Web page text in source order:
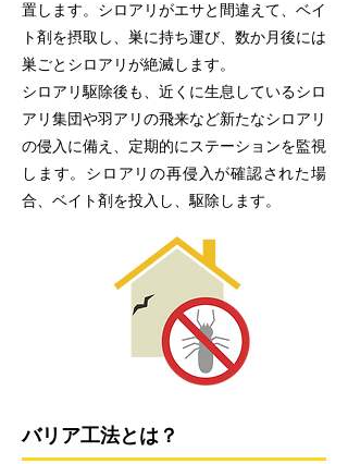
置します。シロアリがエサと間違えて、ベイ
ト剤を摂取し、巣に持ち運び、数か月後には
巣ごとシロアリが絶滅します。
シロアリ駆除後も、近くに生息しているシロ
アリ集団や羽アリの飛来など新たなシロアリ
の侵入に備え、定期的にステーションを監視
します。シロアリの再侵入が確認された場
合、ベイト剤を投入し、駆除します。
バリア工法とは？